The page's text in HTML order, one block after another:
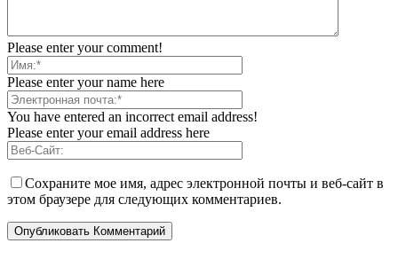
Please enter your comment!
Please enter your name here
You have entered an incorrect email address!
Please enter your email address here
Сохраните мое имя, адрес электронной почты и веб-сайт в
этом браузере для следующих комментариев.